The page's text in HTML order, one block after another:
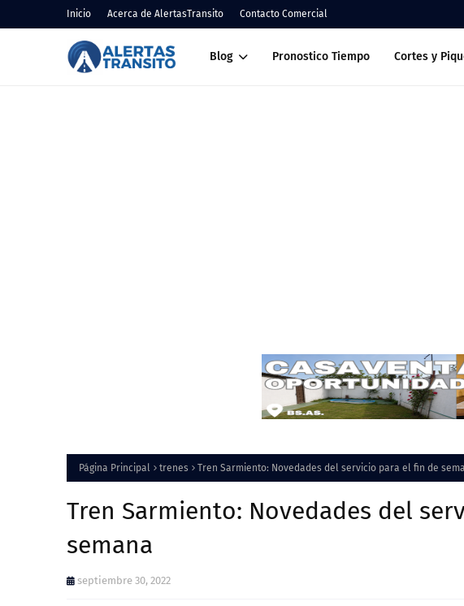
Inicio Acerca de AlertasTransito Contacto Comercial
Blog Pronostico Tiempo Cortes y
Página Principal trenes Tren Sarmiento: Novedades del servicio para el fin de
Tren Sarmiento: Novedades del
semana
septiembre 30, 2022